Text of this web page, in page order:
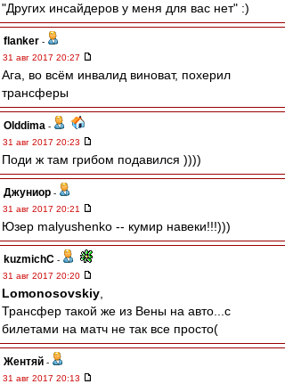
"Других инсайдеров у меня для вас нет" :)
flanker -
31 авг 2017 20:27
Ага, во всём инвалид виноват, похерил
трансферы
Olddima -
31 авг 2017 20:23
Поди ж там грибом подавился ))))
Джуниор -
31 авг 2017 20:21
Юзер malyushenko -- кумир навеки!!!)))
kuzmichC -
31 авг 2017 20:20
Lomonosovskiy
Трансфер такой же из Вены на авто...с
билетами на матч не так все просто(
Жентяй -
31 авг 2017 20:13